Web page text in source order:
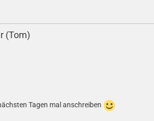
(Tom)
Tagen mal anschreiben